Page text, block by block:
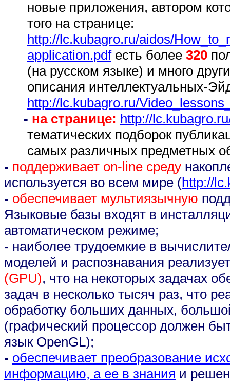
новые приложения, автором
того на странице:
http://lc.kubagro.ru/aidos/
application.pdfесть более 320
(на русском языке) и много
описания интеллектуальных-
http://lc.kubagro.ru/
- на странице: http://
тематических подборок
самых различных предметных
- поддерживает on-line среду
используется во всем мире (http://
- обеспечивает мультиязычную
Языковые базы входят в
автоматическом режиме;
- наиболее трудоемкие в
моделей и распознавания
(GPU), что на некоторых задачах
задач в несколько тысяч раз, что
обработку больших данных,
(графический процессор должен
язык OpenGL);
- обеспечивает преобразование
информацию, а ее в знания и